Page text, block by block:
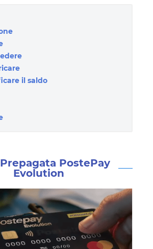
il saldo
PostePay
Evolution